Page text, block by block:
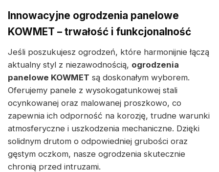
Innowacyjne ogrodzenia panelowe
KOWMET – trwałość i funkcjonalność
Jeśli poszukujesz ogrodzeń, które harmonijnie łączą
aktualny styl z niezawodnością, ogrodzenia
panelowe KOWMET są doskonałym wyborem.
Oferujemy panele z wysokogatunkowej stali
ocynkowanej oraz malowanej proszkowo, co
zapewnia ich odporność na korozję, trudne warunki
atmosferyczne i uszkodzenia mechaniczne. Dzięki
solidnym drutom o odpowiedniej grubości oraz
gęstym oczkom, nasze ogrodzenia skutecznie
chronią przed intruzami.